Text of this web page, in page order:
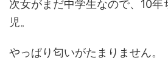
次女がまだ中学生なので、10年
児。
やっぱり匂いがたまりません。